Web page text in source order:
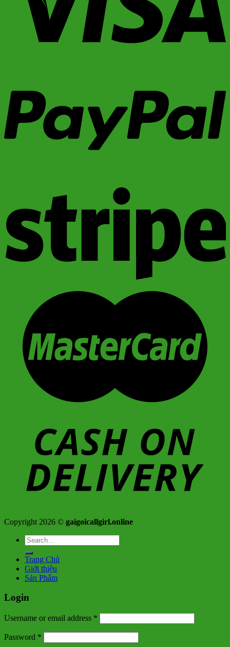
Copyright 2026 © gaigoicallgirl.online
Search
for:
Trang Chủ
Giới thiệu
Sản Phẩm
Login
Username or email address *
Password *